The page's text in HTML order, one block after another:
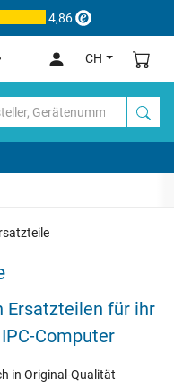
4,86
CH
Ersatzteilen für ihr
Computer
in Original-Qualität